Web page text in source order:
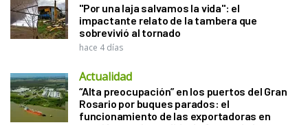
"Por una laja salvamos la vida": el
impactante relato de la tambera que
sobrevivió al tornado
hace 4 días
Actualidad
“Alta preocupación” en los puertos del Gran
Rosario por buques parados: el
funcionamiento de las exportadoras en